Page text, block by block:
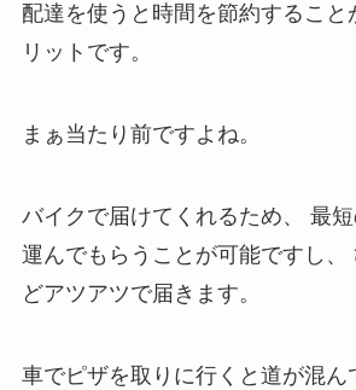
配達を使うと時間を節約すること
リットです。
まぁ当たり前ですよね。
バイクで届けてくれるため、
最
運んでもらうことが可能ですし、
どアツアツで届きます。
車でピザを取りに行くと道が混ん